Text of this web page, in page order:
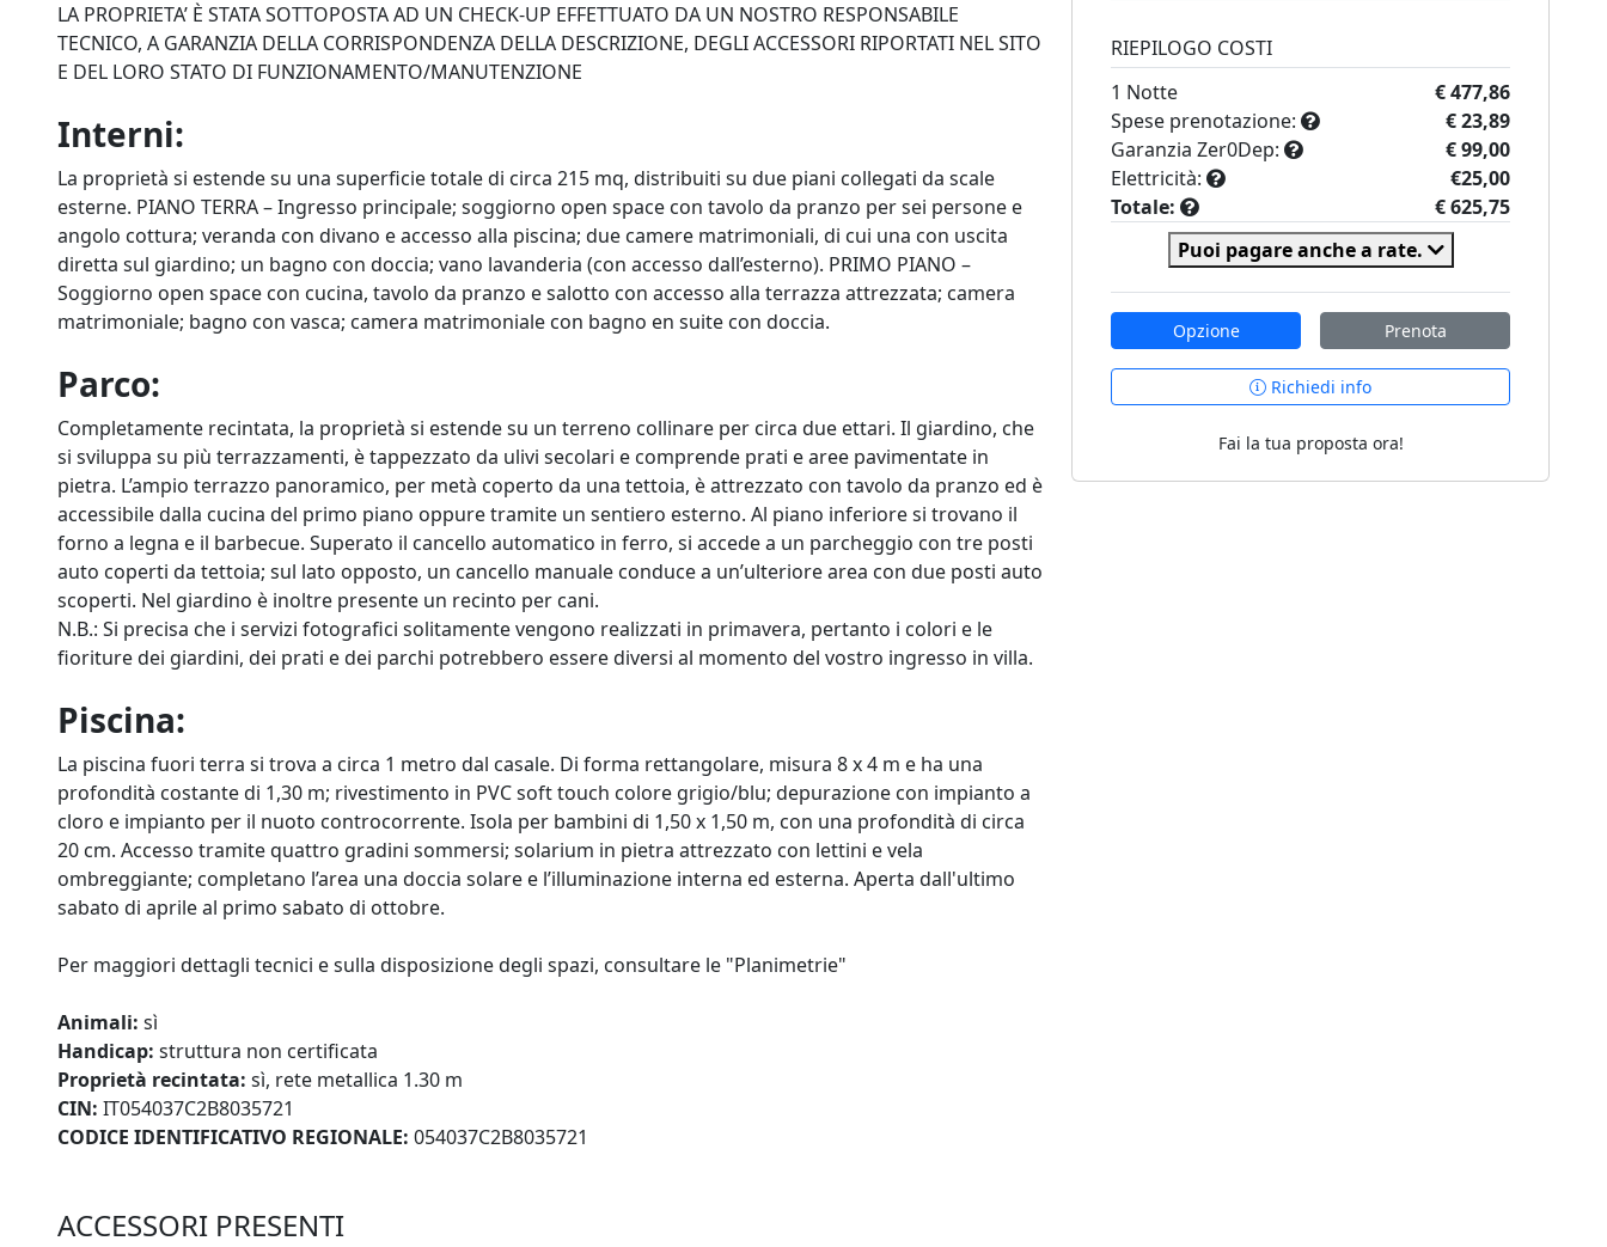
LA PROPRIETA’ È STATA SOTTOPOSTA AD UN CHECK-UP EFFETTUATO DA UN NOSTRO RESPONSABILE
TECNICO, A GARANZIA DELLA CORRISPONDENZA DELLA DESCRIZIONE, DEGLI ACCESSORI RIPORTATI NEL SITO
E DEL LORO STATO DI FUNZIONAMENTO/MANUTENZIONE
Interni:
La proprietà si estende su una superficie totale di circa 215 mq, distribuiti su due piani collegati da scale
esterne. PIANO TERRA – Ingresso principale; soggiorno open space con tavolo da pranzo per sei persone e
angolo cottura; veranda con divano e accesso alla piscina; due camere matrimoniali, di cui una con uscita
diretta sul giardino; un bagno con doccia; vano lavanderia (con accesso dall’esterno). PRIMO PIANO –
Soggiorno open space con cucina, tavolo da pranzo e salotto con accesso alla terrazza attrezzata; camera
matrimoniale; bagno con vasca; camera matrimoniale con bagno en suite con doccia.
Parco:
Completamente recintata, la proprietà si estende su un terreno collinare per circa due ettari. Il giardino, che
si sviluppa su più terrazzamenti, è tappezzato da ulivi secolari e comprende prati e aree pavimentate in
pietra. L’ampio terrazzo panoramico, per metà coperto da una tettoia, è attrezzato con tavolo da pranzo ed è
accessibile dalla cucina del primo piano oppure tramite un sentiero esterno. Al piano inferiore si trovano il
forno a legna e il barbecue. Superato il cancello automatico in ferro, si accede a un parcheggio con tre posti
auto coperti da tettoia; sul lato opposto, un cancello manuale conduce a un’ulteriore area con due posti auto
scoperti. Nel giardino è inoltre presente un recinto per cani.
N.B.: Si precisa che i servizi fotografici solitamente vengono realizzati in primavera, pertanto i colori e le
fioriture dei giardini, dei prati e dei parchi potrebbero essere diversi al momento del vostro ingresso in villa.
Piscina:
La piscina fuori terra si trova a circa 1 metro dal casale. Di forma rettangolare, misura 8 x 4 m e ha una
profondità costante di 1,30 m; rivestimento in PVC soft touch colore grigio/blu; depurazione con impianto a
cloro e impianto per il nuoto controcorrente. Isola per bambini di 1,50 x 1,50 m, con una profondità di circa
20 cm. Accesso tramite quattro gradini sommersi; solarium in pietra attrezzato con lettini e vela
ombreggiante; completano l’area una doccia solare e l’illuminazione interna ed esterna. Aperta dall'ultimo
sabato di aprile al primo sabato di ottobre.
Per maggiori dettagli tecnici e sulla disposizione degli spazi, consultare le "Planimetrie"
Animali: sì
Handicap: struttura non certificata
Proprietà recintata: sì, rete metallica 1.30 m
CIN: IT054037C2B8035721
CODICE IDENTIFICATIVO REGIONALE: 054037C2B8035721
ACCESSORI PRESENTI
RIEPILOGO COSTI
1 Notte
€ 477,86
Spese prenotazione:
€ 23,89
Garanzia Zer0Dep:
€ 99,00
Elettricità:
€25,00
Totale:
€ 625,75
Puoi pagare anche a rate.
Opzione Prenota
Richiedi info
Fai la tua proposta ora!